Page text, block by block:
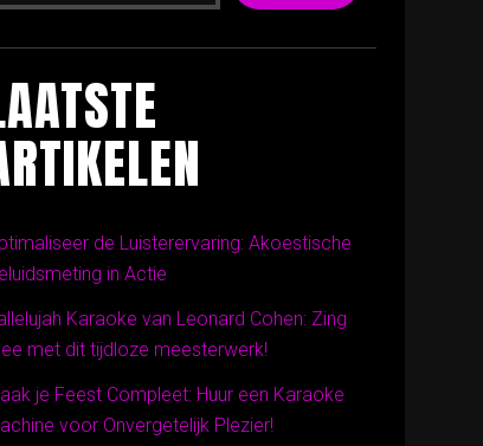
de Luisterervaring: Akoestische
in Actie
Karaoke van Leonard Cohen: Zing
met dit tijdloze meesterwerk!
je Feest Compleet: Huur een Karaoke
voor Onvergetelijk Plezier!